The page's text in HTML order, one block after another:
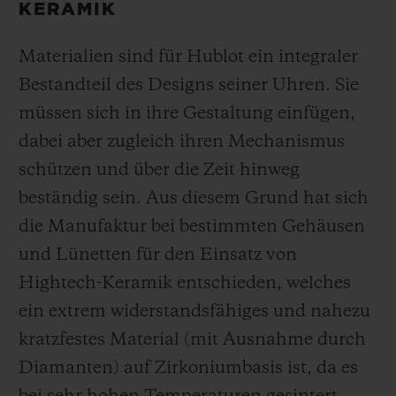
KERAMIK
Materialien sind für Hublot ein integraler
Bestandteil des Designs seiner Uhren. Sie
müssen sich in ihre Gestaltung einfügen,
dabei aber zugleich ihren Mechanismus
schützen und über die Zeit hinweg
beständig sein. Aus diesem Grund hat sich
die Manufaktur bei bestimmten Gehäusen
und Lünetten für den Einsatz von
Hightech-Keramik entschieden, welches
ein extrem widerstandsfähiges und nahezu
kratzfestes Material (mit Ausnahme durch
Diamanten) auf Zirkoniumbasis ist, da es